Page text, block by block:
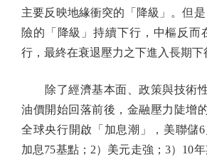
主要反映地緣衝突的「降級」。但
險的「降級」持續下行，中樞反而
行，最終在衰退壓力之下進入長期下
除了經濟基本面、政策與技術性
油價開始回落前後，金融壓力陡增
全球央行開啟「加息潮」，美聯儲
加息75基點；2）美元走強；3）10